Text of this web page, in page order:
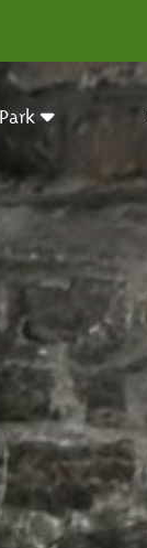
Park